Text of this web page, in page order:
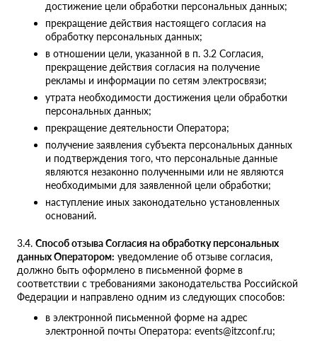
достижение цели обработки персональных данных;
прекращение действия настоящего согласия на
обработку персональных данных;
в отношении цели, указанной в п. 3.2 Согласия,
прекращение действия согласия на получение
рекламы и информации по сетям электросвязи;
утрата необходимости достижения цели обработки
персональных данных;
прекращение деятельности Оператора;
получение заявления субъекта персональных данных
и подтверждения того, что персональные данные
являются незаконно полученными или не являются
необходимыми для заявленной цели обработки;
наступление иных законодательно установленных
оснований.
3.4. Способ отзыва Согласия на обработку персональных
данных Оператором: уведомление об отзыве согласия,
должно быть оформлено в письменной форме в
соответствии с требованиями законодательства Российской
Федерации и направлено одним из следующих способов:
в электронной письменной форме на адрес
электронной почты Оператора: events@itzconf.ru;